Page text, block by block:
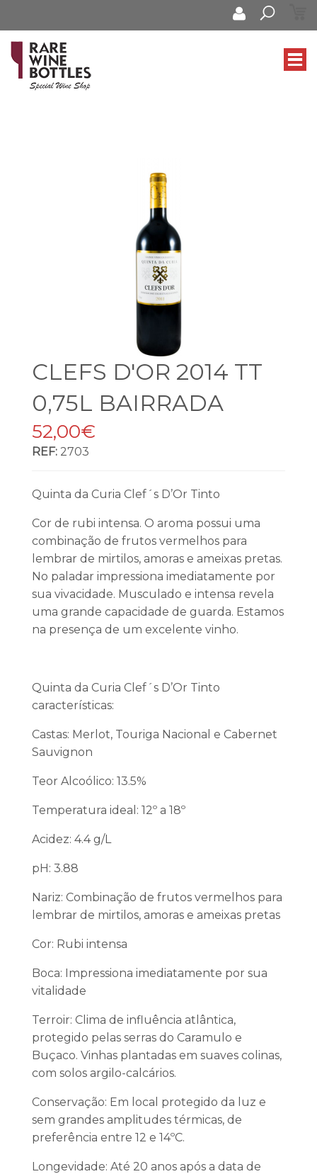
CLEFS D'OR 2014 TT
0,75L BAIRRADA
52,00€
REF: 2703
Quinta da Curia Clef´s D’Or Tinto
Cor de rubi intensa. O aroma possui uma
combinação de frutos vermelhos para
lembrar de mirtilos, amoras e ameixas pretas.
No paladar impressiona imediatamente por
sua vivacidade. Musculado e intensa revela
uma grande capacidade de guarda. Estamos
na presença de um excelente vinho.
Quinta da Curia Clef´s D’Or Tinto
características:
Castas: Merlot, Touriga Nacional e Cabernet
Sauvignon
Teor Alcoólico: 13.5%
Temperatura ideal: 12º a 18º
Acidez: 4.4 g/L
pH: 3.88
Nariz: Combinação de frutos vermelhos para
lembrar de mirtilos, amoras e ameixas pretas
Cor: Rubi intensa
Boca: Impressiona imediatamente por sua
vitalidade
Terroir: Clima de influência atlântica,
protegido pelas serras do Caramulo e
Buçaco. Vinhas plantadas em suaves colinas,
com solos argilo-calcários.
Conservação: Em local protegido da luz e
sem grandes amplitudes térmicas, de
preferência entre 12 e 14ºC.
Longevidade: Até 20 anos após a data de